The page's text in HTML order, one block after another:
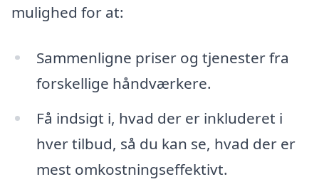
mulighed for at:
Sammenligne priser og tjenester fra
forskellige håndværkere.
Få indsigt i, hvad der er inkluderet i
hver tilbud, så du kan se, hvad der er
mest omkostningseffektivt.